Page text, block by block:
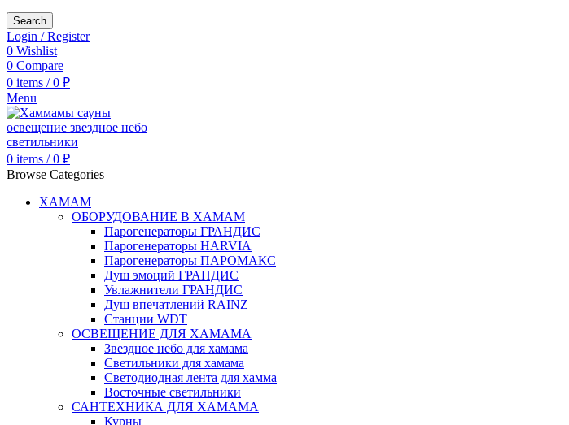
Search
Login / Register
0 Wishlist
0 Compare
0 items / 0 ₽
Menu
0 items / 0 ₽
Browse Categories
ХАМАМ
ОБОРУДОВАНИЕ В ХАМАМ
Парогенераторы ГРАНДИС
Парогенераторы HARVIA
Парогенераторы ПАРОМАКС
Душ эмоций ГРАНДИС
Увлажнители ГРАНДИС
Душ впечатлений RAINZ
Станции WDT
ОСВЕЩЕНИЕ ДЛЯ ХАМАМА
Звездное небо для хамама
Светильники для хамама
Светодиодная лента для хамма
Восточные светильники
САНТЕХНИКА ДЛЯ ХАМАМА
Курны